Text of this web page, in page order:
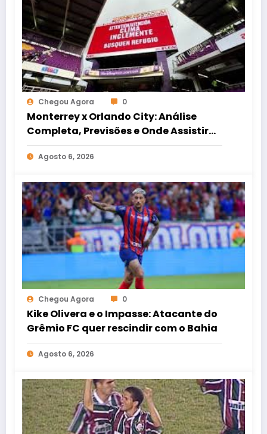
Chegou Agora 0
Monterrey x Orlando City: Análise
Completa, Previsões e Onde Assistir
ao Duelo
Agosto 6, 2026
Chegou Agora 0
Kike Olivera e o Impasse: Atacante do
Grêmio FC quer rescindir com o Bahia
Agosto 6, 2026